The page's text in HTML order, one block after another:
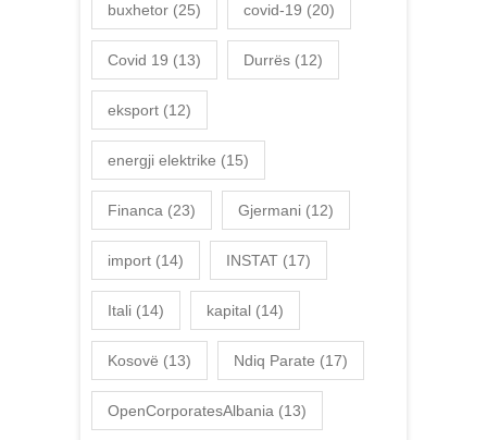
buxhetor (25) covid-19 (20)
Covid 19 (13) Durrës (12)
eksport (12)
energji elektrike (15)
Financa (23) Gjermani (12)
import (14) INSTAT (17)
Itali (14) kapital (14)
Kosovë (13) Ndiq Parate (17)
OpenCorporatesAlbania (13)